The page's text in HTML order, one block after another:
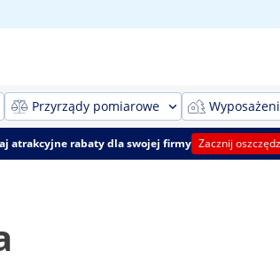
Przyrządy pomiarowe
atrakcyjne rabaty dla swojej firmy Zacznij